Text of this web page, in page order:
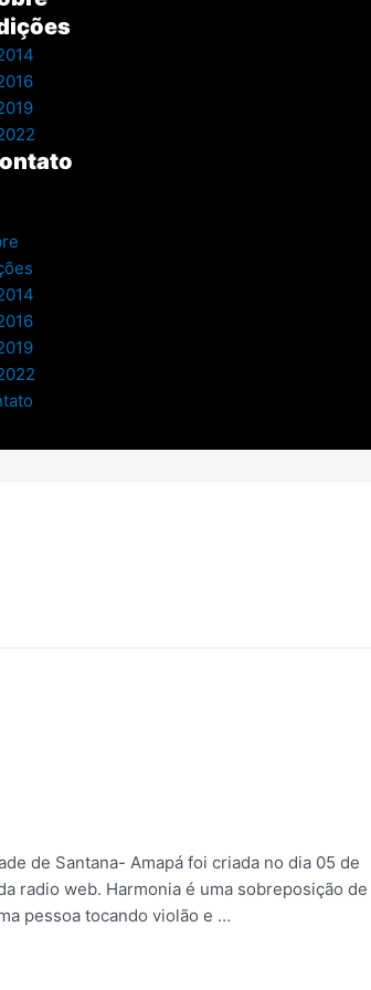
de Santana- Amapá foi criada no dia 05 de
radio web. Harmonia é uma sobreposição de
pessoa tocando violão e …